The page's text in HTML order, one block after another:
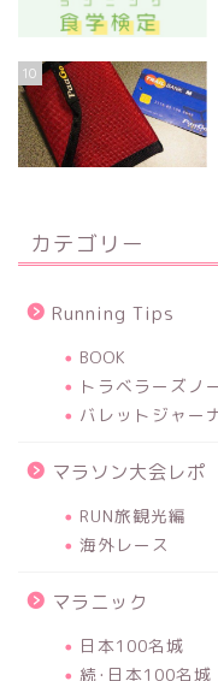
10
カテゴリー
Running Tips
BOOK
トラベラーズノ
バレットジャー
マラソン大会レポ
RUN旅観光編
海外レース
マラニック
日本100名城
続･日本100名城